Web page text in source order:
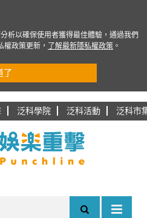
泛科學院 泛科活動 泛科市
析以確保使用者獲得最佳體驗，通過我們
權政策更新，
了解最新隱私權政策 。
了